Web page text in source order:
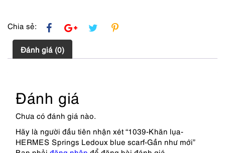
Chia sẻ:
Đánh giá (0)
Đánh giá
Chưa có đánh giá nào.
Hãy là người đầu tiên nhận xét “1039-Khăn lụa-
HERMES Springs Ledoux blue scarf-Gần như mới”